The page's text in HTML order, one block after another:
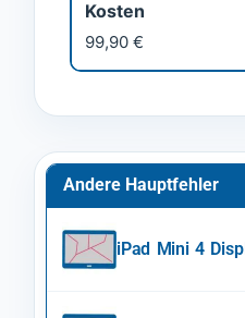
Kosten
99,90 €
Andere Hauptfehler
iPad Mini 4